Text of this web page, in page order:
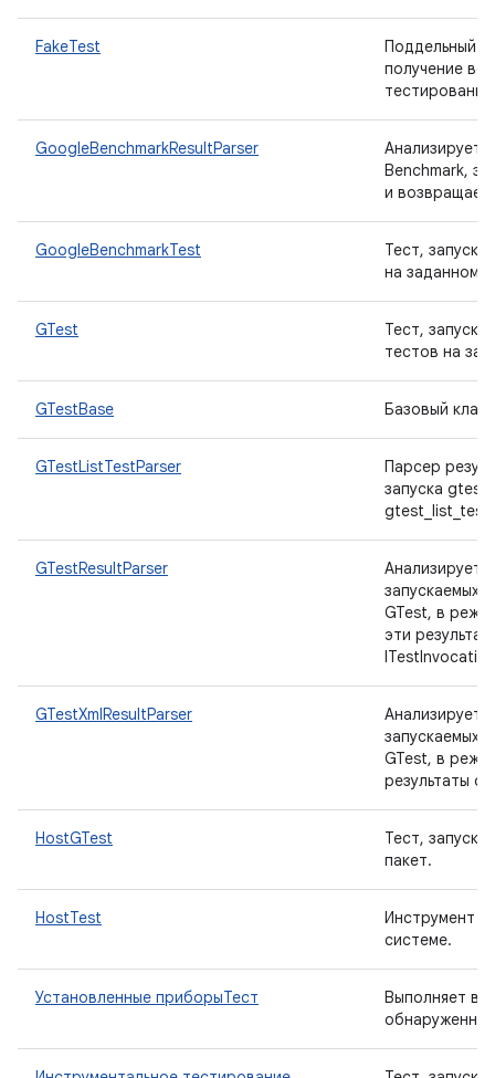
FakeTest
Поддельный
получение
тестирования.
GoogleBenchmarkResultParser
Анализирует
Benchmark,
и возвращает
GoogleBenchmarkTest
Тест,
на заданном
GTest
Тест,
тестов на
GTestBase Базовый
GTestListTestParser
Парсер
запуска
GTestResultParser
Анализирует
запускаемых
GTest, в
эти
GTestXmlResultParser
Анализирует
запускаемых
GTest, в
результаты
HostGTest
Тест,
пакет.
HostTest
Инструмент
системе.
Установленные приборыТест
Выполняет